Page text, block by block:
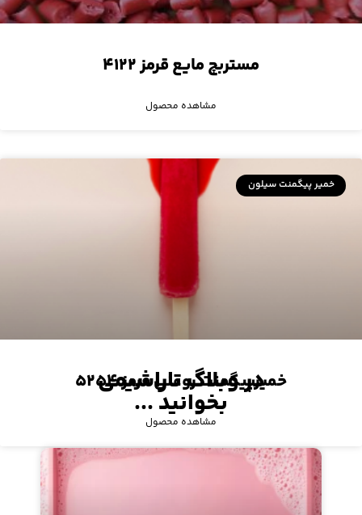
مستربچ مایع قرمز ۴۱۲۲
مشاهده محصول
خمیر پیگمنت سیلون
خمیرپیگمنت روغنی قرمز ۵۲۵۴
مشاهده محصول
در وبلاگ تاراشیمی
بخوانید ...